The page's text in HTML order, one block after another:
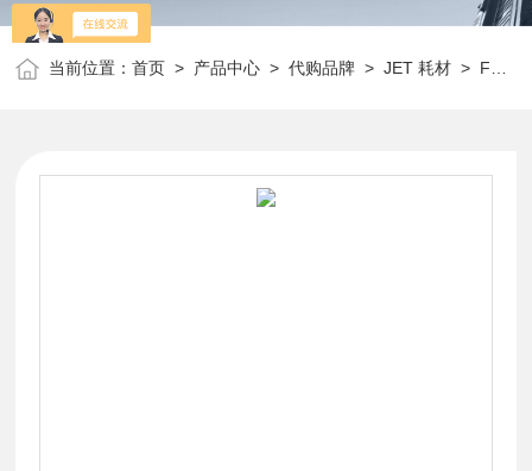
当前位置：首页 > 产品中心 >代购品牌 >JET 耗材 > FPV413013JET 13mm大包装针头式过滤器（灭菌）